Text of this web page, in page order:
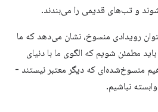
و تب‌های قدیمی را می‌بندند.
رویدادی منسوخ، نشان می‌دهد که ما
مطمئن شویم که الگوی ما با دنیای
منسوخ‌شده‌ای که دیگر معتبر نیستند -
نباشیم.